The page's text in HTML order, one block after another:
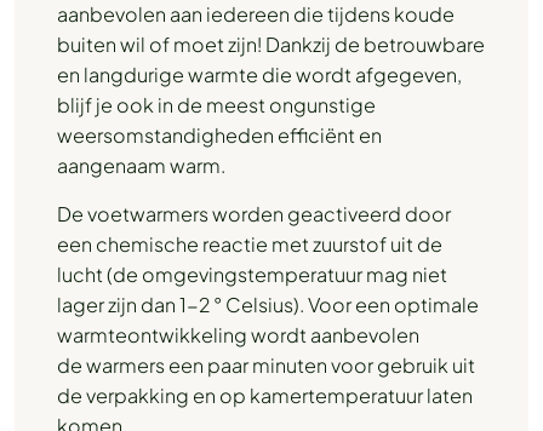
aanbevolen aan iedereen die tijdens koude
buiten wil of moet zijn! Dankzij de betrouwbare
en langdurige warmte die wordt afgegeven,
blijf je ook in de meest ongunstige
weersomstandigheden efficiënt en
aangenaam warm.
De voetwarmers worden geactiveerd door
een chemische reactie met zuurstof uit de
lucht (de omgevingstemperatuur mag niet
lager zijn dan 1-2 ° Celsius). Voor een optimale
warmteontwikkeling wordt aanbevolen
de warmers een paar minuten voor gebruik uit
de verpakking en op kamertemperatuur laten
komen.